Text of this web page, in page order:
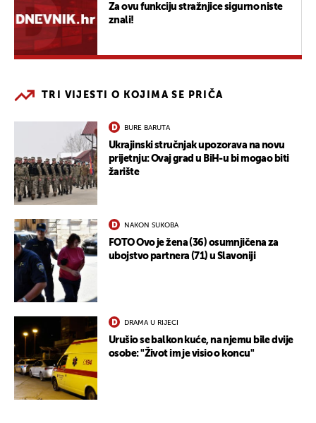
Za ovu funkciju stražnjice sigurno niste
znali!
TRI VIJESTI O KOJIMA SE PRIČA
BURE BARUTA
Ukrajinski stručnjak upozorava na novu
prijetnju: Ovaj grad u BiH-u bi mogao biti
žarište
NAKON SUKOBA
FOTO Ovo je žena (36) osumnjičena za
ubojstvo partnera (71) u Slavoniji
DRAMA U RIJECI
Urušio se balkon kuće, na njemu bile dvije
osobe: "Život im je visio o koncu"